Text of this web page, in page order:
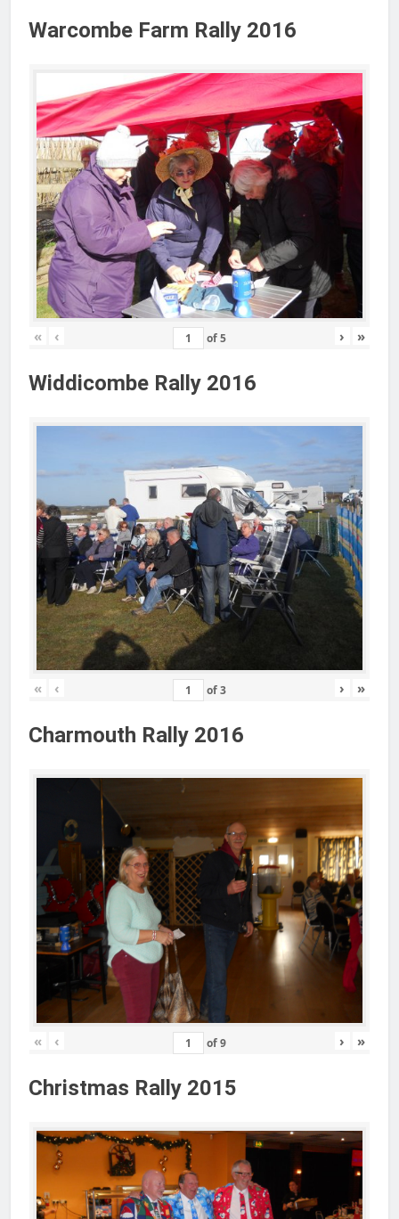
Warcombe Farm Rally 2016
« ‹ of5 › »
Widdicombe Rally 2016
« ‹ of3 › »
Charmouth Rally 2016
« ‹ of9 › »
Christmas Rally 2015